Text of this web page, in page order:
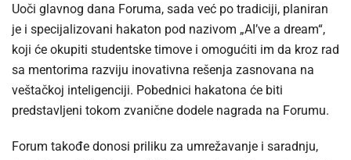
Uoči glavnog dana Foruma, sada već po tradiciji, planiran
je i specijalizovani hakaton pod nazivom „AI’ve a dream“,
koji će okupiti studentske timove i omogućiti im da kroz rad
sa mentorima razviju inovativna rešenja zasnovana na
veštačkoj inteligenciji. Pobednici hakatona će biti
predstavljeni tokom zvanične dodele nagrada na Forumu.
Forum takođe donosi priliku za umrežavanje i saradnju,